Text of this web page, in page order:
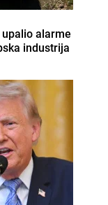
alarme
industrija